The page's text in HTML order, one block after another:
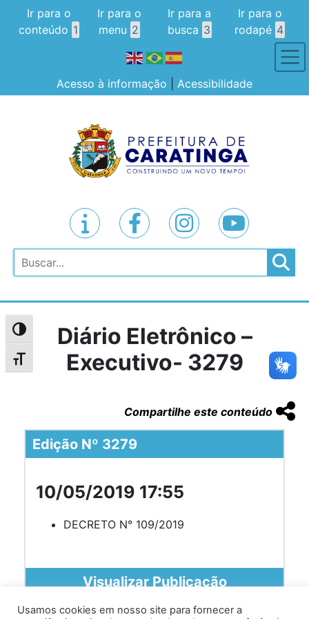
Alternar alto contraste
Alternar tamanho da fonte
Ir para o
conteúdo 1
Ir para o
menu 2
Ir para a
busca 3
Ir para o
rodapé 4
Acesso à informação Acessibilidade
Pesquisar
Diário Eletrônico –
Executivo- 3279
Compartilhe este conteúdo
Edição Nº 3279
10/05/2019 17:55
DECRETO N° 109/2019
Visualizar Publicação
Usamos cookies em nosso site para fornecer a